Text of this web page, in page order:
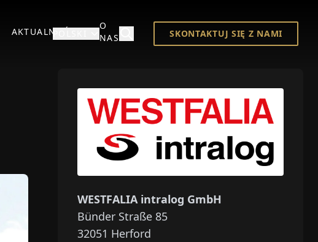
AKTUALNOŚCI
O
NAS
POLSKI SKONTAKTUJ SIĘ Z NAMI
WESTFALIA intralog GmbH
Bünder Straße 85
32051 Herford